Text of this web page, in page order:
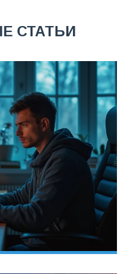
СТАТЬИ